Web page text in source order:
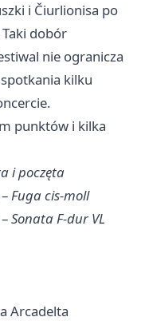
i Čiurlionisa po
dobór
nie ogranicza
kilku
punktów i kilka
i poczęta
Fuga cis-moll
Sonata F-dur VL
Arcadelta